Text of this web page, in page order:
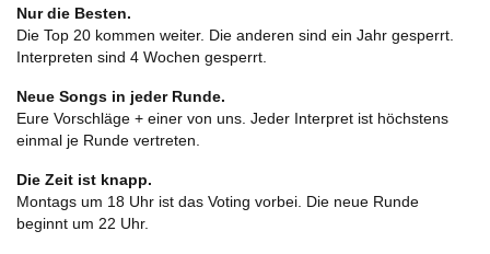
Nur die Besten.
Die Top 20 kommen weiter. Die anderen sind ein Jahr gesperrt.
Interpreten sind 4 Wochen gesperrt.
Neue Songs in jeder Runde.
Eure Vorschläge + einer von uns. Jeder Interpret ist höchstens
einmal je Runde vertreten.
Die Zeit ist knapp.
Montags um 18 Uhr ist das Voting vorbei. Die neue Runde
beginnt um 22 Uhr.